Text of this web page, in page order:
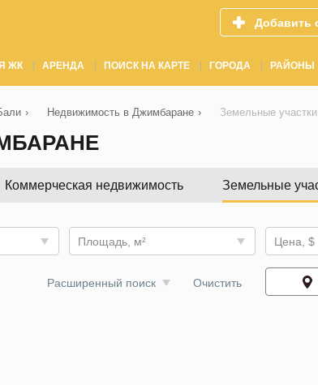
Добавить
ЖК АРЕНДА ПОИСК НА КАРТЕ ГОРОДА РАЙОНЫ
› Недвижимость в Джимбаране › Земельные
Коммерческая недвижимость Земельные
Площадь, м² Цена, $
Расширенный поиск Очистить